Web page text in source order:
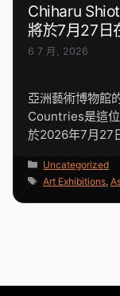
Chiharu
將於7月27日
6 7 月, 2026
亞洲藝術博物館
Countries是這
於2026年7月27
分
類
Uncategorized
標
Art Exhibitions,